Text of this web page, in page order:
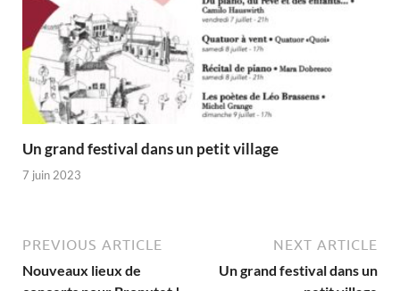
Un grand festival dans un petit village
7 juin 2023
PREVIOUS ARTICLE
Nouveaux lieux de
NEXT ARTICLE
Un grand festival dans un